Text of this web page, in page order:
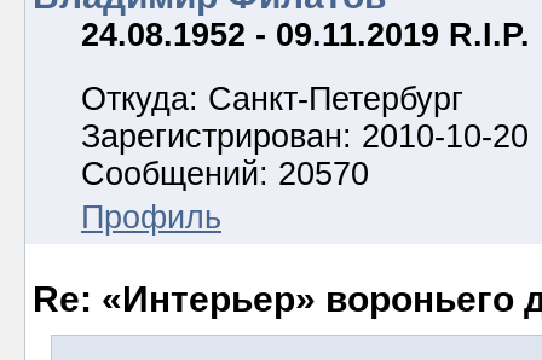
24.08.1952 - 09.11.2019 R.I.P.
Откуда: Санкт-Петербург
Зарегистрирован: 2010-10-20
Сообщений: 20570
Профиль
Re: «Интерьер» вороньего